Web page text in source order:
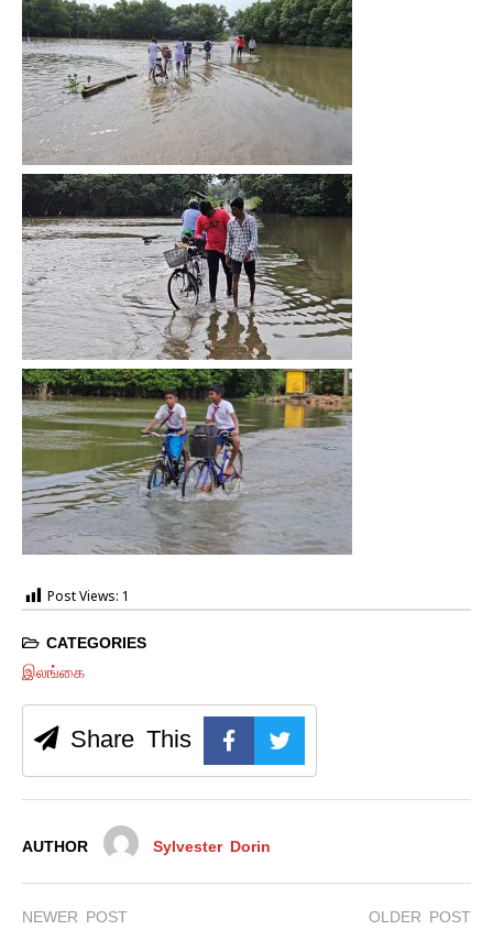
Post Views: 1
CATEGORIES
இலங்கை
Share This
AUTHOR Sylvester Dorin
NEWER POST OLDER POST